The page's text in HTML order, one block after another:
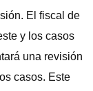
El fiscal de
y los casos
una revisión
casos. Este